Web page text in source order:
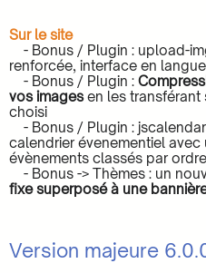
Sur le site
- Bonus / Plugin : upload-
renforcée, interface en
- Bonus / Plugin :
vos imagesen les transférant
choisi
- Bonus / Plugin :
calendrier évenementiel
évènements classés par
- Bonus -> Thèmes : un
fixe superposé à une
Version majeure